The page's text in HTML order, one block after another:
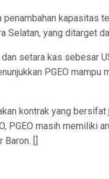
penambahan kapasitas
Selatan, yang ditarget
setara kas sebesar
PGEO mampu
kontrak yang
PGEO masih memiliki
Baron. []